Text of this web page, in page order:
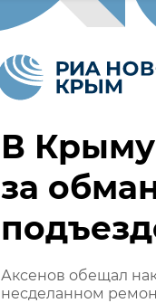
В
за
Аксенов обещал
несделанном